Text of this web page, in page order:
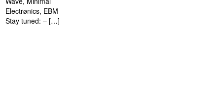
Electrønics, EBM
Stay tuned: – […]